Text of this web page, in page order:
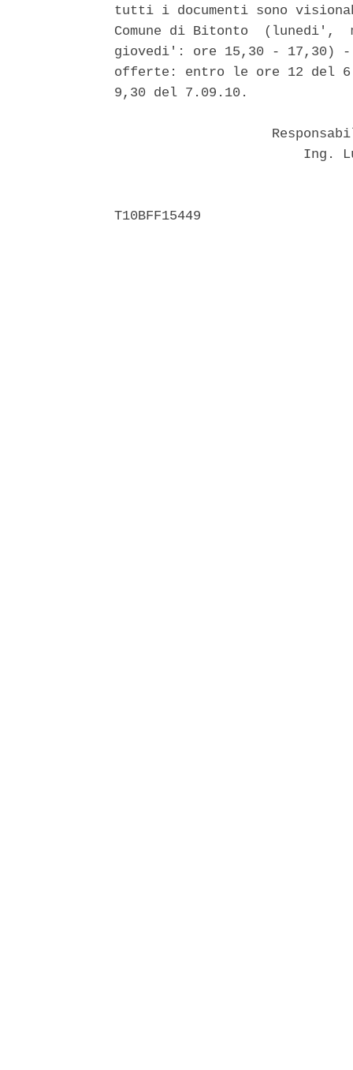
tutti i documenti sono
Comune di Bitonto
giovedi': ore 15,30 - 17,30) -
offerte: entro le ore 12 del
9,30 del 7.09.10.
Ing.